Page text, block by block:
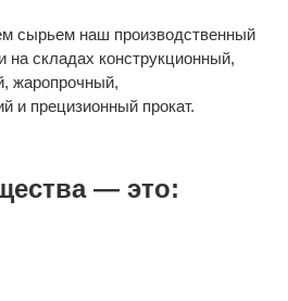
сырьем наш производственный
на складах конструкционный,
жаропрочный,
и прецизионный прокат.
— это: